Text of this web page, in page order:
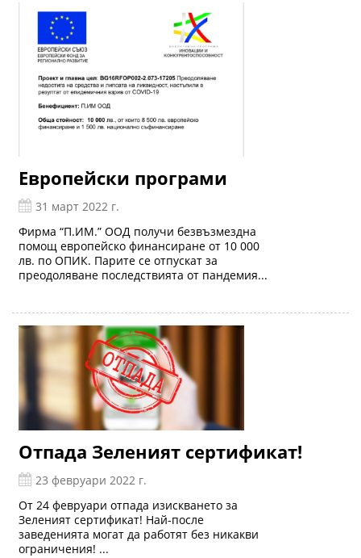
Европейски програми
31 март 2022 г.
Фирма “П.ИМ.” ООД получи безвъзмездна
помощ европейско финансиране от 10 000
лв. по ОПИК. Парите се отпускат за
преодоляване последствията от пандемия...
Отпада Зеленият сертификат!
23 февруари 2022 г.
От 24 февруари отпада изискването за
Зеленият сертификат! Най-после
заведенията могат да работят без никакви
ограничения! ...